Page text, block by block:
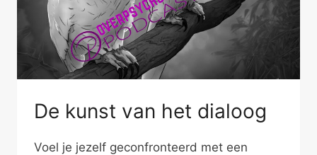
De kunst van het dialoog
Voel je jezelf geconfronteerd met een